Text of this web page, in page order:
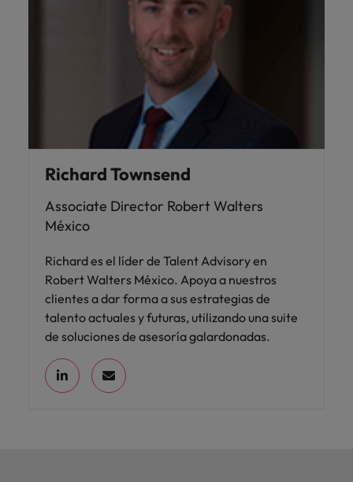
Richard Townsend
Associate Director Robert Walters
México
Richard es el líder de Talent Advisory en
Robert Walters México. Apoya a nuestros
clientes a dar forma a sus estrategias de
talento actuales y futuras, utilizando una suite
de soluciones de asesoría galardonadas.